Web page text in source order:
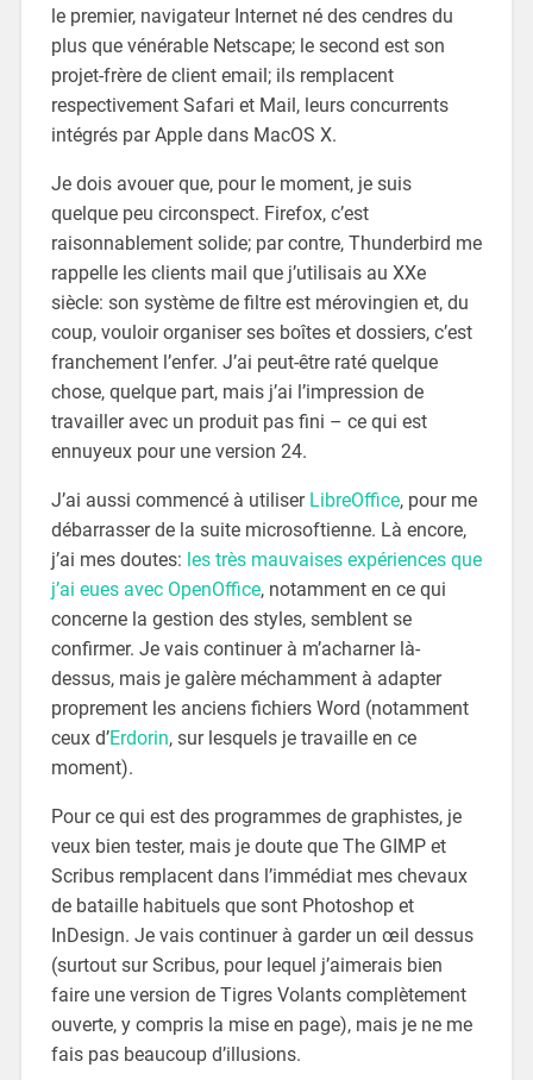
le premier, navigateur Internet né des cendres du
plus que vénérable Netscape; le second est son
projet-frère de client email; ils remplacent
respectivement Safari et Mail, leurs concurrents
intégrés par Apple dans MacOS X.
Je dois avouer que, pour le moment, je suis
quelque peu circonspect. Firefox, c’est
raisonnablement solide; par contre, Thunderbird me
rappelle les clients mail que j’utilisais au XXe
siècle: son système de filtre est mérovingien et, du
coup, vouloir organiser ses boîtes et dossiers, c’est
franchement l’enfer. J’ai peut-être raté quelque
chose, quelque part, mais j’ai l’impression de
travailler avec un produit pas fini – ce qui est
ennuyeux pour une version 24.
J’ai aussi commencé à utiliser LibreOffice, pour me
débarrasser de la suite microsoftienne. Là encore,
j’ai mes doutes: les très mauvaises expériences que
j’ai eues avec OpenOffice, notamment en ce qui
concerne la gestion des styles, semblent se
confirmer. Je vais continuer à m’acharner là-
dessus, mais je galère méchamment à adapter
proprement les anciens fichiers Word (notamment
ceux d’Erdorin, sur lesquels je travaille en ce
moment).
Pour ce qui est des programmes de graphistes, je
veux bien tester, mais je doute que The GIMP et
Scribus remplacent dans l’immédiat mes chevaux
de bataille habituels que sont Photoshop et
InDesign. Je vais continuer à garder un œil dessus
(surtout sur Scribus, pour lequel j’aimerais bien
faire une version de Tigres Volants complètement
ouverte, y compris la mise en page), mais je ne me
fais pas beaucoup d’illusions.